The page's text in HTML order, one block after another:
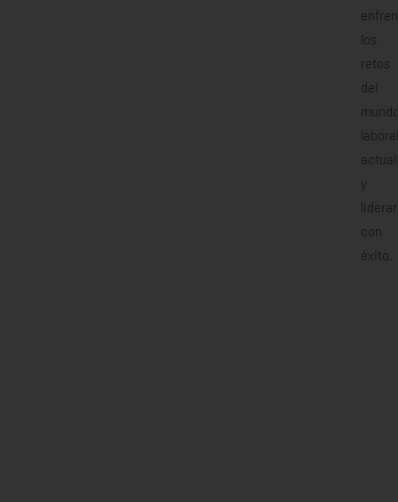
los
retos
del
laboral
actual
y
liderar
con
éxito.